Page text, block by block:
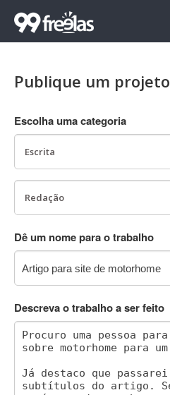
Publique um projeto
Escolha uma categoria
Dê um nome para o trabalho
Descreva o trabalho a ser feito